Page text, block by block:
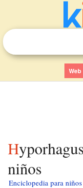
Web
Hyporhagus peruensis para
niños
Enciclopedia para niños